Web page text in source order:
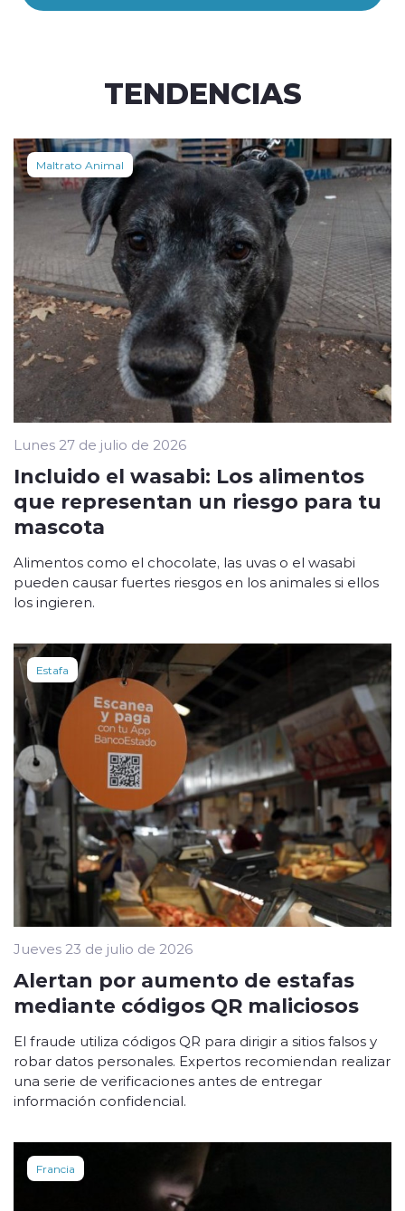
TENDENCIAS
Maltrato Animal
Lunes 27 de julio de 2026
Incluido el wasabi: Los alimentos
que representan un riesgo para tu
mascota
Alimentos como el chocolate, las uvas o el wasabi
pueden causar fuertes riesgos en los animales si ellos
los ingieren.
Estafa
Jueves 23 de julio de 2026
Alertan por aumento de estafas
mediante códigos QR maliciosos
El fraude utiliza códigos QR para dirigir a sitios falsos y
robar datos personales. Expertos recomiendan realizar
una serie de verificaciones antes de entregar
información confidencial.
Francia